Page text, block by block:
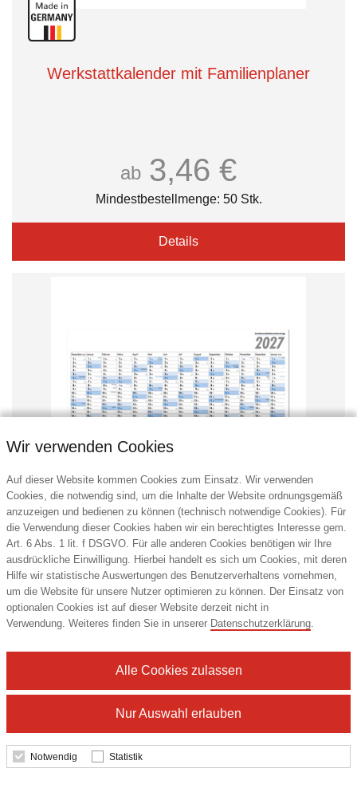
Werkstattkalender mit Familienplaner
ab 3,46 €
Mindestbestellmenge: 50 Stk.
Details
Plakatplaner, blau
ab 1,56 €
Mindestbestellmenge: 100 Stk.
Details
Wir verwenden Cookies
Auf dieser Website kommen Cookies zum Einsatz. Wir verwenden
Cookies, die notwendig sind, um die Inhalte der Website ordnungsgemäß
anzuzeigen und bedienen zu können (technisch notwendige Cookies). Für
die Verwendung dieser Cookies haben wir ein berechtigtes Interesse gem.
Art. 6 Abs. 1 lit. f DSGVO. Für alle anderen Cookies benötigen wir Ihre
ausdrückliche Einwilligung. Hierbei handelt es sich um Cookies, mit deren
Hilfe wir statistische Auswertungen des Benutzerverhaltens vornehmen,
um die Website für unsere Nutzer optimieren zu können. Der Einsatz von
optionalen Cookies ist auf dieser Website derzeit nicht in
Verwendung. Weiteres finden Sie in unserer Datenschutzerklärung.
Nur Auswahl erlauben
Alle Cookies zulassen
Notwendig Statistik